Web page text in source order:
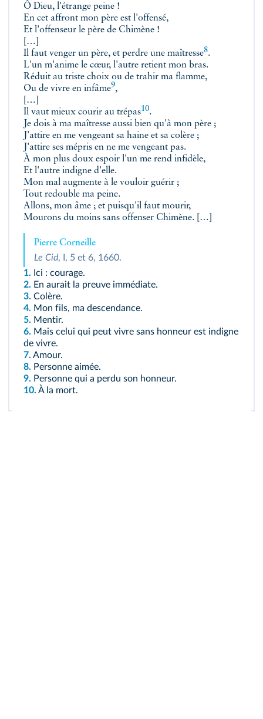
Ô Dieu, l'étrange peine !
En cet affront mon père est l'offensé,
Et l'offenseur le père de Chimène !
[…]
Il faut venger un père, et perdre une maîtresse8.
L'un m'anime le cœur, l'autre retient mon bras.
Réduit au triste choix ou de trahir ma flamme,
Ou de vivre en infâme9,
[…]
Il vaut mieux courir au trépas10.
Je dois à ma maîtresse aussi bien qu'à mon père ;
J'attire en me vengeant sa haine et sa colère ;
J'attire ses mépris en ne me vengeant pas.
À mon plus doux espoir l'un me rend infidèle,
Et l'autre indigne d'elle.
Mon mal augmente à le vouloir guérir ;
Tout redouble ma peine.
Allons, mon âme ; et puisqu'il faut mourir,
Mourons du moins sans offenser Chimène. […]
Pierre Corneille
Le Cid
, I, 5 et 6, 1660.
1. Ici : courage.
2. En aurait la preuve immédiate.
3. Colère.
4. Mon fils, ma descendance.
5. Mentir.
6. Mais celui qui peut vivre sans honneur est indigne
de vivre.
7. Amour.
8. Personne aimée.
9. Personne qui a perdu son honneur.
10. À la mort.